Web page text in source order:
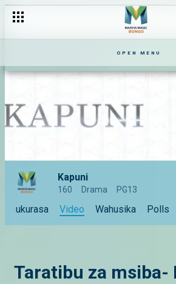
OPEN MENU
Kapuni
160 Drama PG13
ukurasa Video Wahusika Polls
Taratibu za msiba-